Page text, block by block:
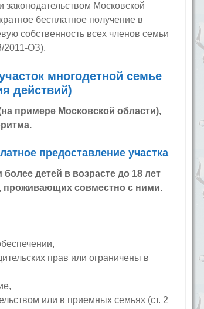
законодательством Московской
бесплатное получение в
собственность всех членов семьи
2011-ОЗ).
многодетной семье
действий)
примере Московской области),
предоставление участка
детей в возрасте до 18 лет
проживающих совместно с ними.
прав или ограничены в
или в приемных семьях (ст. 2